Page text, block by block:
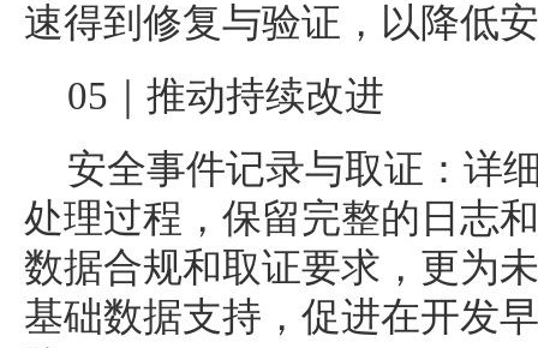
速得到修复与验证，以降低
05｜推动持续改进
安全事件记录与取证：详
处理过程，保留完整的日志
数据合规和取证要求，更为
基础数据支持，促进在开发